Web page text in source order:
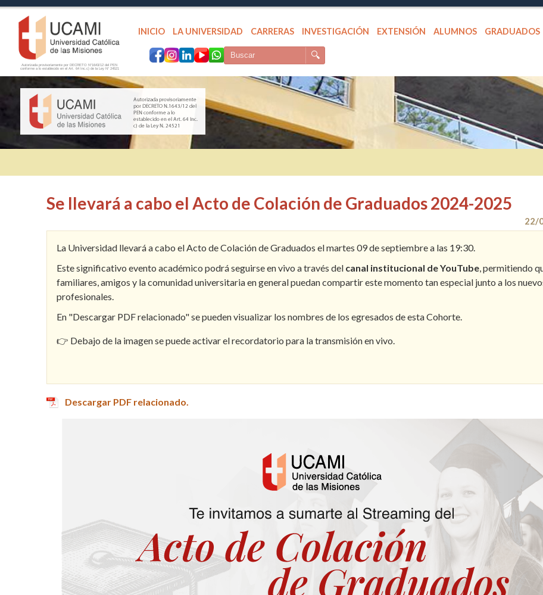
Autorizada provisoriamente por DECRETO N°1643/12 del PEN
conforme a lo establecido en el Art. 64 Inc.c) de la Ley N° 24521
INICIO LA UNIVERSIDAD CARRERAS INVESTIGACIÓN EXTENSIÓN ALUMNOS GRADUADOS
🔍
Se llevará a cabo el Acto de Colación de Graduados 2024-2025
22/
La Universidad llevará a cabo el Acto de Colación de Graduados el martes 09 de septiembre a las 19:30.
Este significativo evento académico podrá seguirse en vivo a través del canal institucional de YouTube, permitiendo
familiares, amigos y la comunidad universitaria en general puedan compartir este momento tan especial junto a los
profesionales.
En "Descargar PDF relacionado" se pueden visualizar los nombres de los egresados de esta Cohorte.
👉 Debajo de la imagen se puede activar el recordatorio para la transmisión en vivo.
Descargar PDF relacionado.